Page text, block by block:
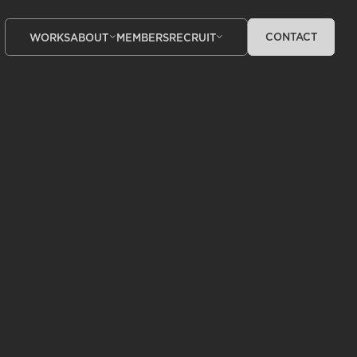
WORKSABOUT MEMBERSRECRUIT CONTACT